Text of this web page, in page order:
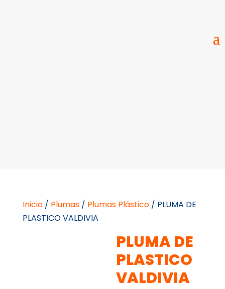
Inicio/ Plumas/ Plumas Plástico/ PLUMA DE
PLASTICO VALDIVIA
PLUMA DE
PLASTICO
VALDIVIA